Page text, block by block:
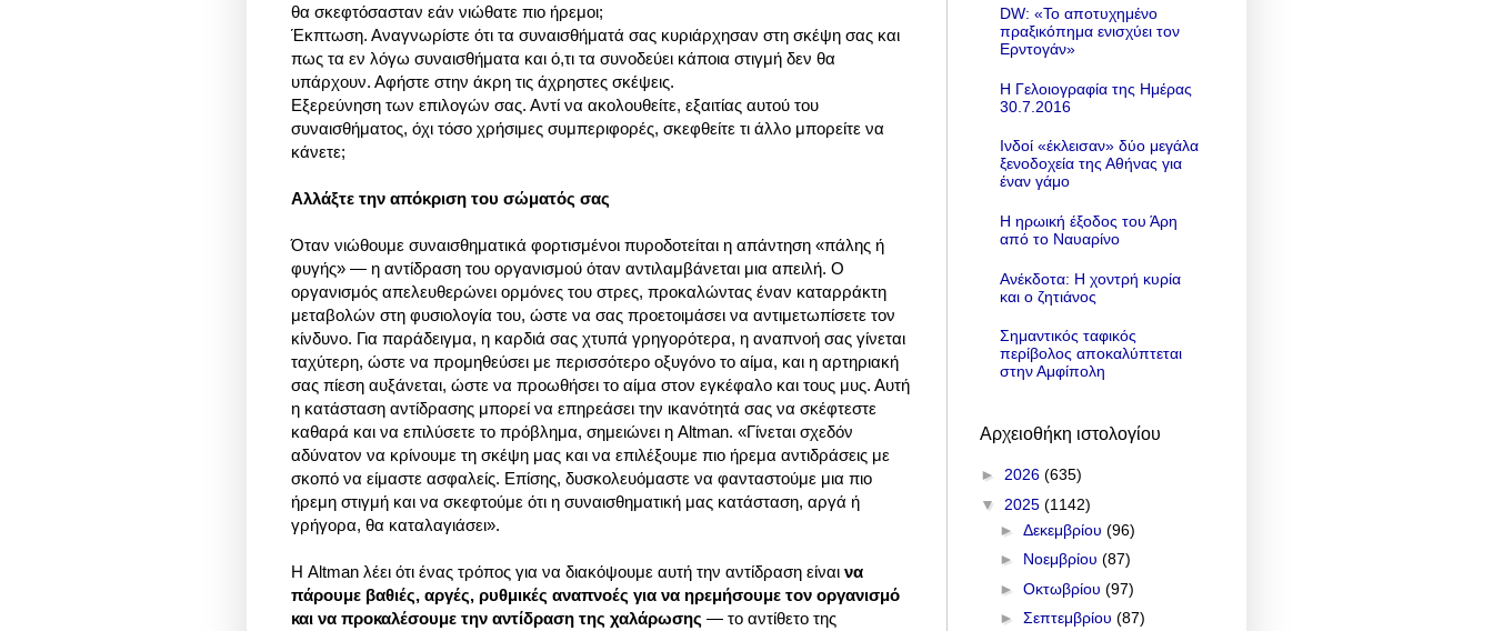
θα σκεφτόσασταν εάν νιώθατε πιο ήρεμοι;
Έκπτωση. Αναγνωρίστε ότι τα συναισθήματά σας κυριάρχησαν στη σκέψη σας και
πως τα εν λόγω συναισθήματα και ό,τι τα συνοδεύει κάποια στιγμή δεν θα
υπάρχουν. Αφήστε στην άκρη τις άχρηστες σκέψεις.
Εξερεύνηση των επιλογών σας. Αντί να ακολουθείτε, εξαιτίας αυτού του
συναισθήματος, όχι τόσο χρήσιμες συμπεριφορές, σκεφθείτε τι άλλο μπορείτε να
κάνετε;
Αλλάξτε την απόκριση του σώματός σας
Όταν νιώθουμε συναισθηματικά φορτισμένοι πυροδοτείται η απάντηση «πάλης ή
φυγής» — η αντίδραση του οργανισμού όταν αντιλαμβάνεται μια απειλή. Ο
οργανισμός απελευθερώνει ορμόνες του στρες, προκαλώντας έναν καταρράκτη
μεταβολών στη φυσιολογία του, ώστε να σας προετοιμάσει να αντιμετωπίσετε τον
κίνδυνο. Για παράδειγμα, η καρδιά σας χτυπά γρηγορότερα, η αναπνοή σας γίνεται
ταχύτερη, ώστε να προμηθεύσει με περισσότερο οξυγόνο το αίμα, και η αρτηριακή
σας πίεση αυξάνεται, ώστε να προωθήσει το αίμα στον εγκέφαλο και τους μυς. Αυτή
η κατάσταση αντίδρασης μπορεί να επηρεάσει την ικανότητά σας να σκέφτεστε
καθαρά και να επιλύσετε το πρόβλημα, σημειώνει η Altman. «Γίνεται σχεδόν
αδύνατον να κρίνουμε τη σκέψη μας και να επιλέξουμε πιο ήρεμα αντιδράσεις με
σκοπό να είμαστε ασφαλείς. Επίσης, δυσκολευόμαστε να φανταστούμε μια πιο
ήρεμη στιγμή και να σκεφτούμε ότι η συναισθηματική μας κατάσταση, αργά ή
γρήγορα, θα καταλαγιάσει».
Η Altman λέει ότι ένας τρόπος για να διακόψουμε αυτή την αντίδραση είναι να
πάρουμε βαθιές, αργές, ρυθμικές αναπνοές για να ηρεμήσουμε τον οργανισμό
και να προκαλέσουμε την αντίδραση της χαλάρωσης — το αντίθετο της
DW: «To αποτυχημένο
πραξικόπημα ενισχύει τον
Ερντογάν»
Η Γελοιογραφία της Ημέρας
30.7.2016
Ινδοί «έκλεισαν» δύο μεγάλα
ξενοδοχεία της Αθήνας για
έναν γάμο
Η ηρωική έξοδος του Άρη
από το Ναυαρίνο
Ανέκδοτα: Η χοντρή κυρία
και ο ζητιάνος
Σημαντικός ταφικός
περίβολος αποκαλύπτεται
στην Αμφίπολη
Αρχειοθήκη ιστολογίου
► 2026 (635)
▼ 2025 (1142)
► Δεκεμβρίου (96)
► Νοεμβρίου (87)
► Οκτωβρίου (97)
► Σεπτεμβρίου (87)